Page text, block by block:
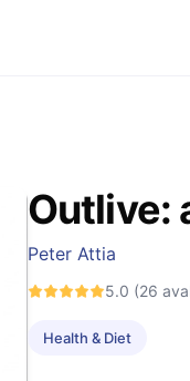
Outlive:
Peter Attia
5.0 (26
Health & Diet